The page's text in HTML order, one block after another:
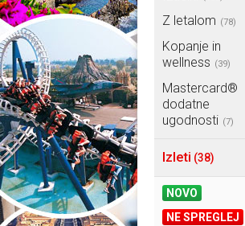
Z letalom (78)
Kopanje in
wellness (39)
Mastercard®
dodatne
ugodnosti (7)
Izleti (38)
NOVO
NE SPREGLEJ